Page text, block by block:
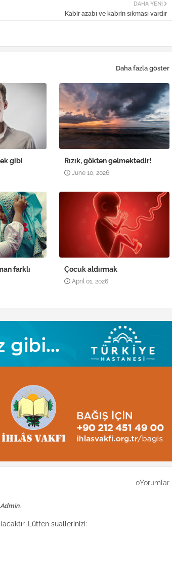
DAHA YENI
Kabir azabı ve kabrin sıkması vardır
Daha fazla göster
gibi
Rızık, gökten gelmektedir!
June 10, 2026
farklı
Çocuk aldırmak
April 01, 2026
0Yorumlar
Lütfen suallerinizi: